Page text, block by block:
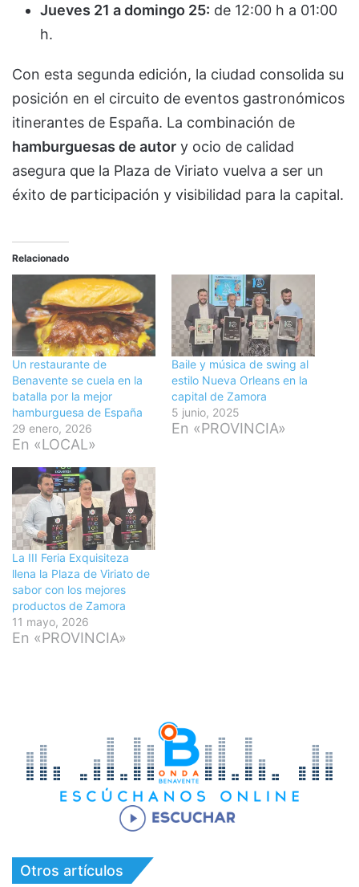
Jueves 21 a domingo 25: de 12:00 h a 01:00
h.
Con esta segunda edición, la ciudad consolida su
posición en el circuito de eventos gastronómicos
itinerantes de España. La combinación de
hamburguesas de autor y ocio de calidad
asegura que la Plaza de Viriato vuelva a ser un
éxito de participación y visibilidad para la capital.
Relacionado
Un restaurante de
Benavente se cuela en la
batalla por la mejor
hamburguesa de España
29 enero, 2026
En «LOCAL»
Baile y música de swing al
estilo Nueva Orleans en la
capital de Zamora
5 junio, 2025
En «PROVINCIA»
La III Feria Exquisiteza
llena la Plaza de Viriato de
sabor con los mejores
productos de Zamora
11 mayo, 2026
En «PROVINCIA»
Otros artículos